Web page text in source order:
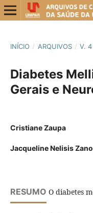
INÍCIO / ARQUIVOS / V.
Diabetes
Gerais e
Cristiane Zaupa
Jacqueline Nelisis
RESUMO O diabetes